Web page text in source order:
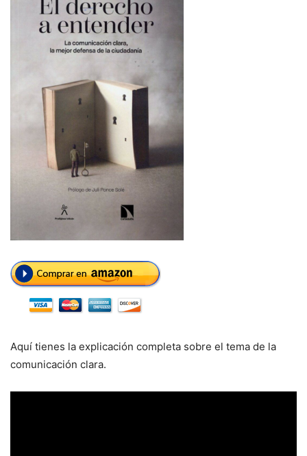
Aquí tienes la explicación completa sobre el tema de la
comunicación clara.